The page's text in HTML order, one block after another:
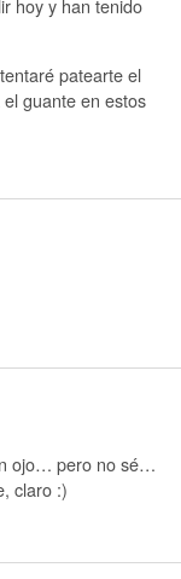
hoy y han tenido
patearte el
guante en estos
ojo… pero no sé…
claro :)